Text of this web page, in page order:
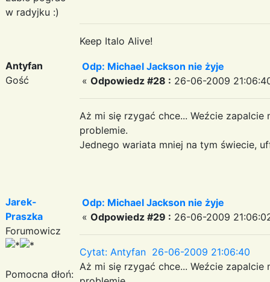
w radyjku :)
Keep Italo Alive!
Antyfan
Gość
Odp: Michael Jackson nie żyje
« Odpowiedz #28 : 26-06-2009
Aż mi się rzygać chce... Weźcie
problemie.
Jednego wariata mniej na tym świecie,
Jarek-
Praszka
Forumowicz
Pomocna dłoń:
Odp: Michael Jackson nie żyje
« Odpowiedz #29 : 26-06-2009
Cytat: Antyfan 26-06-2009 21:06:40
Aż mi się rzygać chce... Weźcie